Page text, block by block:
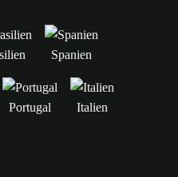
Spanien
Portugal Italien